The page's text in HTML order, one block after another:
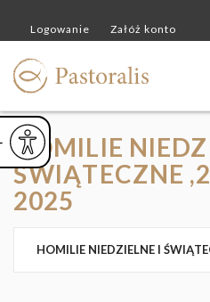
czcionkę
czcionka
Powiększ czcionkę
HOMILIE
ŚWIĄTECZNE
2025
HOMILIE NIEDZIELNE I